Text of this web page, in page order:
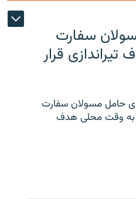
سفارت
تیراندازی قرار
حامل مسولان سفارت
به وقت محلی هدف